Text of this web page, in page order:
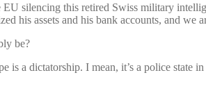
silencing this retired Swiss military
his assets and his bank accounts, and we
be?
is a dictatorship. I mean, it’s a police